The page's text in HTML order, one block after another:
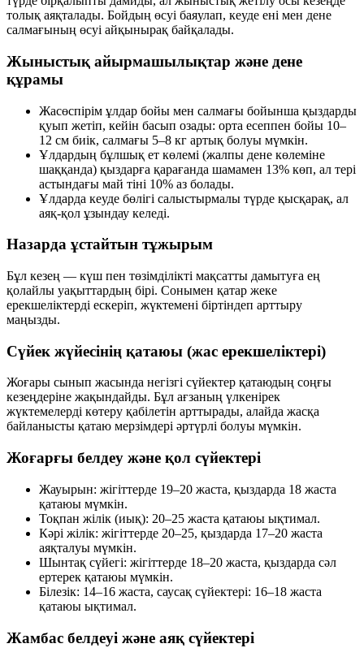
толық аяқталады. Бойдың өсуі баяулап, кеуде ені мен дене
салмағының өсуі айқынырақ байқалады.
Жыныстық айырмашылықтар және дене
құрамы
Жасөспірім ұлдар бойы мен салмағы бойынша қыздарды
қуып жетіп, кейін басып озады: орта есеппен бойы 10–
12 см биік, салмағы 5–8 кг артық болуы мүмкін.
Ұлдардың бұлшық ет көлемі (жалпы дене көлеміне
шаққанда) қыздарға қарағанда шамамен 13% көп, ал тері
астындағы май тіні 10% аз болады.
Ұлдарда кеуде бөлігі салыстырмалы түрде қысқарақ, ал
аяқ-қол ұзындау келеді.
Назарда ұстайтын тұжырым
Бұл кезең — күш пен төзімділікті мақсатты дамытуға ең
қолайлы уақыттардың бірі. Сонымен қатар жеке
ерекшеліктерді ескеріп, жүктемені біртіндеп арттыру
маңызды.
Сүйек жүйесінің қатаюы (жас ерекшеліктері)
Жоғары сынып жасында негізгі сүйектер қатаюдың соңғы
кезеңдеріне жақындайды. Бұл ағзаның үлкенірек
жүктемелерді көтеру қабілетін арттырады, алайда жасқа
байланысты қатаю мерзімдері әртүрлі болуы мүмкін.
Жоғарғы белдеу және қол сүйектері
Жауырын: жігіттерде 19–20 жаста, қыздарда 18 жаста
қатаюы мүмкін.
Тоқпан жілік (иық): 20–25 жаста қатаюы ықтимал.
Кәрі жілік: жігіттерде 20–25, қыздарда 17–20 жаста
аяқталуы мүмкін.
Шынтақ сүйегі: жігіттерде 18–20 жаста, қыздарда сәл
ертерек қатаюы мүмкін.
Білезік: 14–16 жаста, саусақ сүйектері: 16–18 жаста
қатаюы ықтимал.
Жамбас белдеуі және аяқ сүйектері